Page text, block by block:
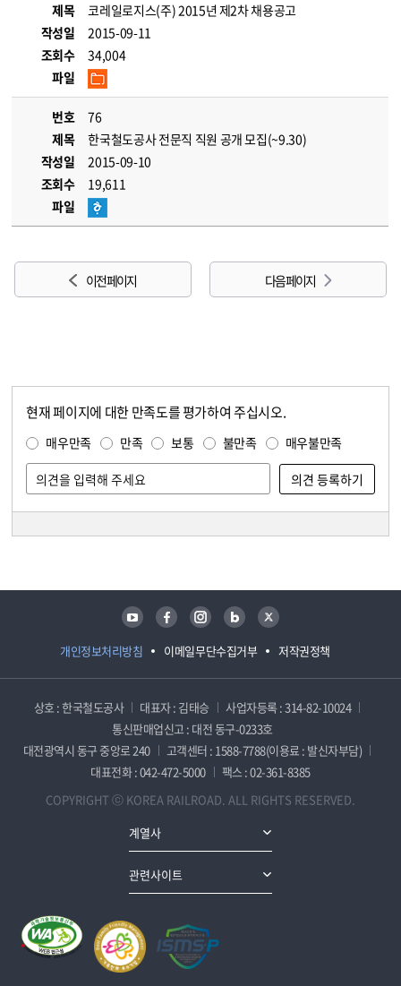
제목
코레일로지스(주) 2015년 제2차 채용공고
작성일
2015-09-11
조회수
34,004
파일
번호
76
제목
한국철도공사 전문직 직원 공개 모집(~9.30)
작성일
2015-09-10
조회수
19,611
파일
이전 페이지 다음 페이지
현재 페이지에 대한 만족도를 평가하여 주십시오.
매우만족 만족 보통 불만족 매우불만족
개인정보처리방침 이메일무단수집거부 저작권정책
유튜브 페이스북 인스타그램 블로그 트위터
상호 : 한국철도공사 대표자 : 김태승
사업자등록 : 314-82-10024
통신판매업신고 : 대전 동구-0233호
대전광역시 동구 중앙로 240
고객센터 : 1588-7788(이용료 : 발신자부담)
대표전화 : 042-472-5000
팩스 : 02-361-8385
COPYRIGHT ⓒ KOREA RAILROAD. ALL RIGHTS RESERVED.
계열사
관련사이트